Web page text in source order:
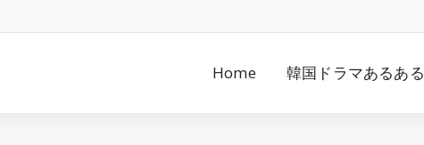
Home 韓国ドラマあるある